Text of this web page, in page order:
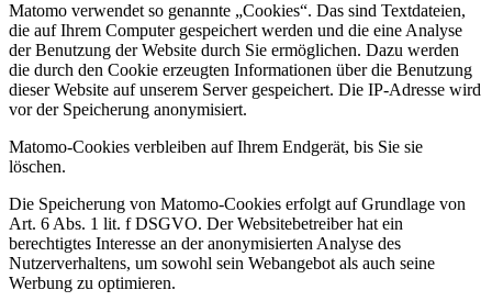
Matomo verwendet so genannte „Cookies“. Das sind Textdateien,
die auf Ihrem Computer gespeichert werden und die eine Analyse
der Benutzung der Website durch Sie ermöglichen. Dazu werden
die durch den Cookie erzeugten Informationen über die Benutzung
dieser Website auf unserem Server gespeichert. Die IP-Adresse wird
vor der Speicherung anonymisiert.
Matomo-Cookies verbleiben auf Ihrem Endgerät, bis Sie sie
löschen.
Die Speicherung von Matomo-Cookies erfolgt auf Grundlage von
Art. 6 Abs. 1 lit. f DSGVO. Der Websitebetreiber hat ein
berechtigtes Interesse an der anonymisierten Analyse des
Nutzerverhaltens, um sowohl sein Webangebot als auch seine
Werbung zu optimieren.